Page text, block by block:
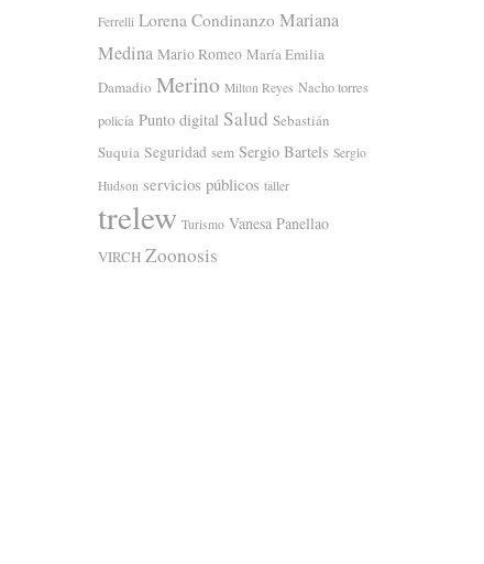
Ferrelli Lorena Condinanzo Mariana
Medina Mario Romeo María Emilia
Damadio Merino Milton Reyes Nacho torres
policía Punto digital Salud Sebastián
Suquia Seguridad sem Sergio Bartels Sergio
Hudson servicios públicos taller
trelew Turismo Vanesa Panellao
VIRCH Zoonosis